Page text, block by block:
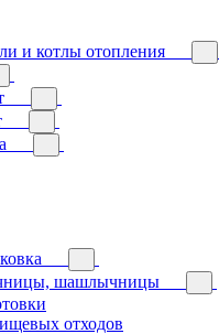
и котлы отопления
шашлычницы
отходов